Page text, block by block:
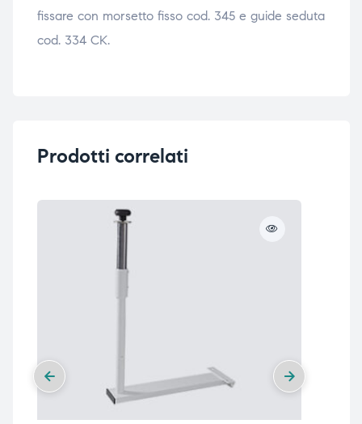
fissare con morsetto fisso cod. 345 e guide seduta
cod. 334 CK.
Prodotti correlati